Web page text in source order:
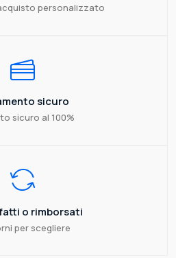
personalizzato
sicuro
sicuro al 100%
o rimborsati
per scegliere